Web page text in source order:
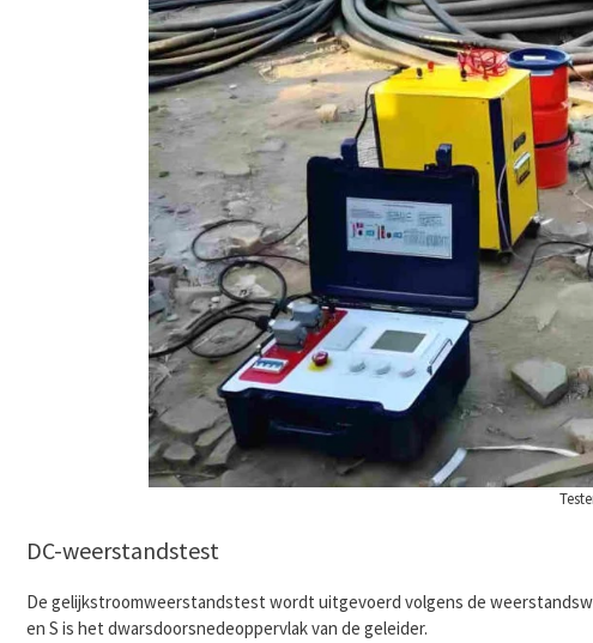
DC-weerstandstest
De gelijkstroomweerstandstest wordt uitgevoerd volgens de
en S is het dwarsdoorsnedeoppervlak van de geleider.